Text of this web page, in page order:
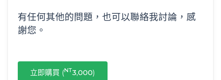
有任何其他的問題，也可以聯絡我討論，感
謝您。
立即購買 (NT3,000)